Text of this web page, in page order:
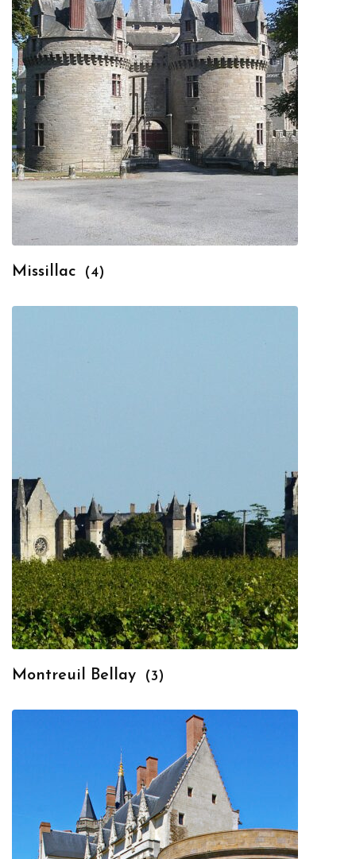
Missillac (4)
Montreuil Bellay (3)